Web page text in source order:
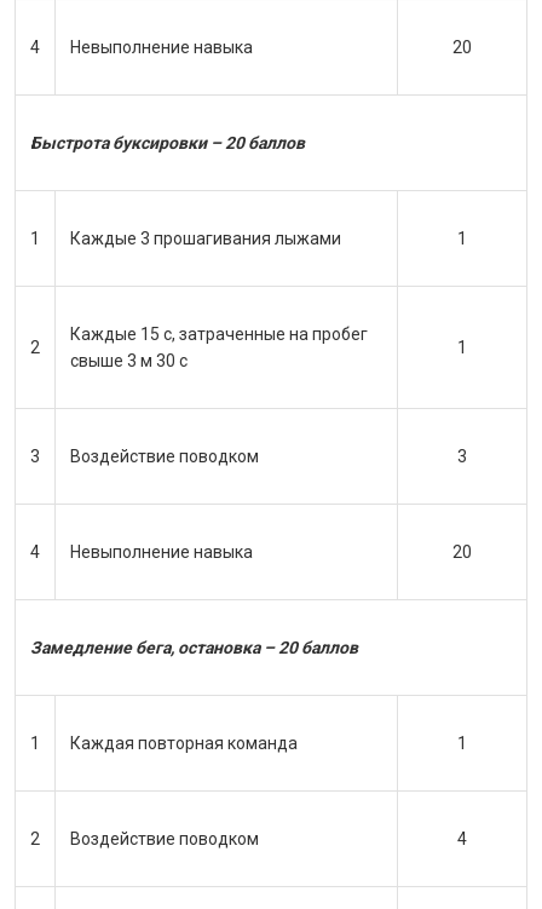
4 Невыполнение навыка 20
Быстрота буксировки – 20 баллов
1 Каждые 3 прошагивания лыжами 1
2
Каждые 15 с, затраченные на пробег
свыше 3 м 30 с
1
3 Воздействие поводком 3
4 Невыполнение навыка 20
Замедление бега, остановка – 20 баллов
1 Каждая повторная команда 1
2 Воздействие поводком 4